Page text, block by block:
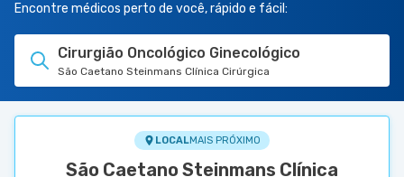
TUASAUDE.COM
Encontre médicos perto de você, rápido e fácil:
Cirurgião Oncológico Ginecológico
São Caetano Steinmans Clínica Cirúrgica
LOCALMAIS PRÓXIMO
São Caetano Steinmans Clínica